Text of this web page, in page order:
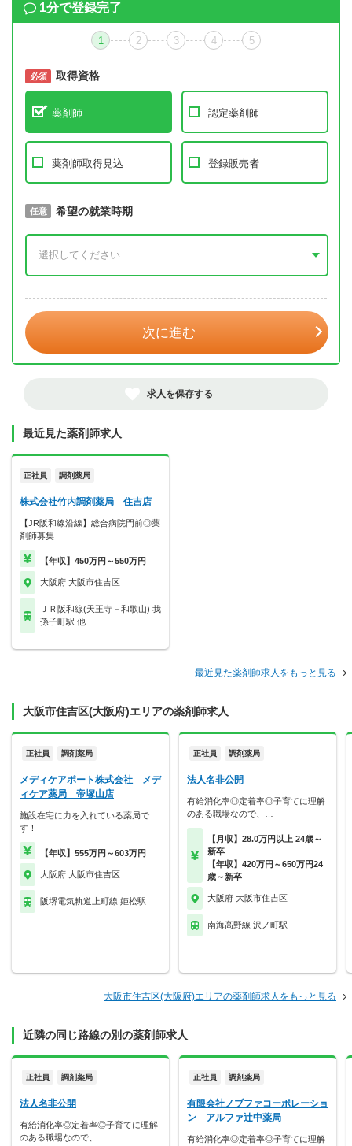
1分で登録完了
1 2 3 4 5
必須 取得資格
薬剤師 認定薬剤師
薬剤師取得見込 登録販売者
必須 取得予定年
任意 希望の就業時期
次に進む
求人を保存する
最近見た薬剤師求人
正社員 調剤薬局
株式会社竹内調剤薬局 住吉店
【JR阪和線沿線】総合病院門前◎薬
剤師募集
【年収】450万円～550万円
大阪府 大阪市住吉区
ＪＲ阪和線(天王寺－和歌山) 我
孫子町駅 他
最近見た薬剤師求人をもっと見る
大阪市住吉区(大阪府)エリアの薬剤師求人
正社員 調剤薬局
メディケアポート株式会社 メデ
ィケア薬局 帝塚山店
施設在宅に力を入れている薬局で
す！
【年収】555万円～603万円
大阪府 大阪市住吉区
阪堺電気軌道上町線 姫松駅
正社員 調剤薬局
法人名非公開
有給消化率◎定着率◎子育てに理解
のある職場なので、…
【月収】28.0万円以上 24歳～
新卒
【年収】420万円～650万円24
歳～新卒
大阪府 大阪市住吉区
南海高野線 沢ノ町駅
大阪市住吉区(大阪府)エリアの薬剤師求人をもっと見る
近隣の同じ路線の別の薬剤師求人
正社員 調剤薬局
法人名非公開
有給消化率◎定着率◎子育てに理解
のある職場なので、…
正社員 調剤薬局
有限会社ノブファコーポレーショ
ン アルファ辻中薬局
有給消化率◎定着率◎子育てに理解